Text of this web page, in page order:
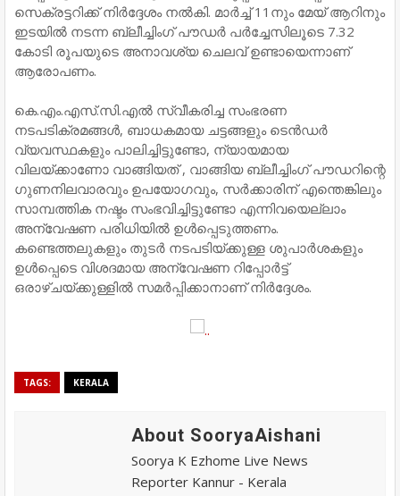
സെക്രട്ടറിക്ക് നിർദ്ദേശം നൽകി. മാർച്ച് 11നും മേയ് ആറിനും
ഇടയിൽ നടന്ന ബ്ലീച്ചിംഗ് പൗഡർ‍ പർച്ചേസിലൂടെ 7.32
കോടി രൂപയുടെ അനാവശ്യ ചെലവ് ഉണ്ടായെന്നാണ്
ആരോപണം.
കെ.എം.എസ്.സി.എൽ സ്വീകരിച്ച സംഭരണ
നടപടിക്രമങ്ങൾ, ബാധകമായ ചട്ടങ്ങളും ടെൻഡർ
വ്യവസ്ഥകളും പാലിച്ചിട്ടുണ്ടോ, ന്യായമായ
വിലയ്ക്കാണോ വാങ്ങിയത് , വാങ്ങിയ ബ്ലീച്ചിംഗ് പൗഡറിന്റെ
ഗുണനിലവാരവും ഉപയോഗവും, സർക്കാരിന് എന്തെങ്കിലും
സാമ്പത്തിക നഷ്ടം സംഭവിച്ചിട്ടുണ്ടോ എന്നിവയെല്ലാം
അന്വേഷണ പരിധിയിൽ ഉൾപ്പെടുത്തണം.
കണ്ടെത്തലുകളും തുടർ നടപടിയ്ക്കുള്ള ശുപാർശകളും
ഉൾപ്പെടെ വിശദമായ അന്വേഷണ റിപ്പോർട്ട്
ഒരാഴ്ചയ്ക്കുള്ളിൽ സമർപ്പിക്കാനാണ് നിർദ്ദേശം.
TAGS: KERALA
About SooryaAishani
Soorya K Ezhome Live News
Reporter Kannur - Kerala